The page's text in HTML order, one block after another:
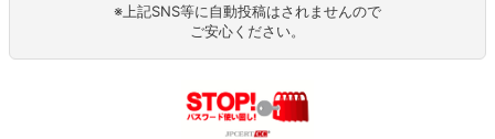
※上記SNS等に自動投稿はされませんので
ご安心ください。